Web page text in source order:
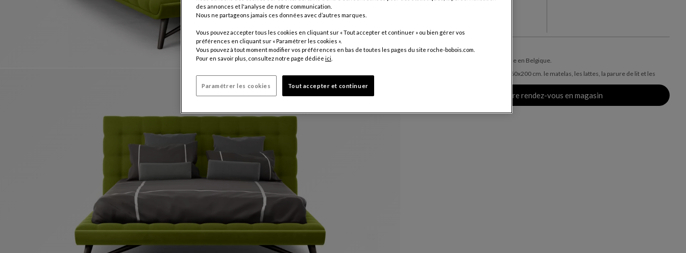
Autres coloris
Prix hors frais de livraison, valable en Belgique.
Literie non incluse - couchage 160x200 cm. le matelas, les lattes, la parure de lit et les
Prendre rendez-vous en magasin
des annonces et l'analyse de notre communication.
Nous ne partageons jamais ces données avec d’autres marques.
Vous pouvez accepter tous les cookies en cliquant sur « Tout accepter et continuer » ou bien gérer vos
préférences en cliquant sur « Paramétrer les cookies ».
Vous pouvez à tout moment modifier vos préférences en bas de toutes les pages du site roche-bobois.com.
Pour en savoir plus, consultez notre page dédiée ici
Paramétrer les cookies Tout accepter et continuer